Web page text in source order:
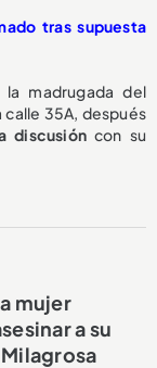
tras supuesta
madrugada del
calle 35A, después
discusión con su
mujer
a su